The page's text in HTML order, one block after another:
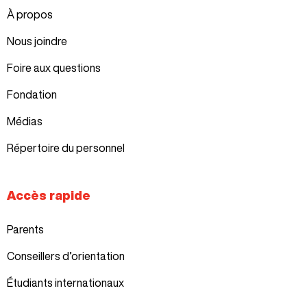
À propos
Nous joindre
Foire aux questions
Fondation
Médias
Répertoire du personnel
Accès rapide
Parents
Conseillers d’orientation
Étudiants internationaux